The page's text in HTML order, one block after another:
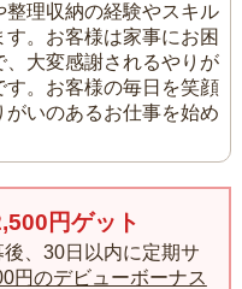
整理収納の経験やスキル
す。お客様は家事にお困
、大変感謝されるやりが
す。お客様の毎日を笑顔
がいのあるお仕事を始め
円ゲット
、30日以内に定期サ
円のデビューボーナス